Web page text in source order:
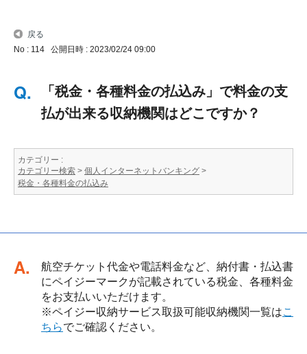
戻る
No : 114 公開日時 : 2023/02/24 09:00
「税金・各種料金の払込み」で料金の支
払が出来る収納機関はどこですか？
カテゴリー :
カテゴリー検索 > 個人インターネットバンキング >
税金・各種料金の払込み
回答
航空チケット代金や電話料金など、納付書・払込書
にペイジーマークが記載されている税金、各種料金
をお支払いいただけます。
※ペイジー収納サービス取扱可能収納機関一覧はこ
ちらでご確認ください。